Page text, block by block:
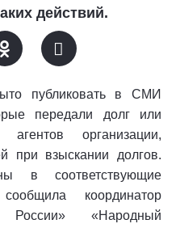
действий.
публиковать в СМИ
передали долг или
организации,
при взыскании долгов.
в соответствующие
координатор
России» «Народный